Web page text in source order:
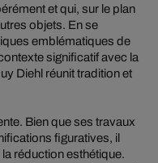
et qui, sur le plan
objets. En se
emblématiques de
significatif avec la
Diehl réunit tradition et
Bien que ses travaux
figuratives, il
réduction esthétique.